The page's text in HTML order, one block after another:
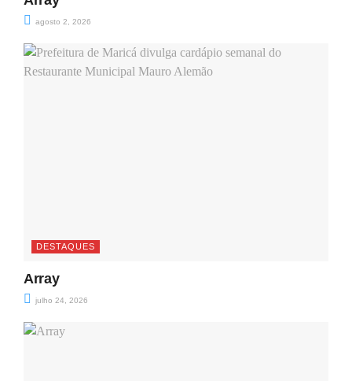
agosto 2, 2026
DESTAQUES
Array
julho 24, 2026